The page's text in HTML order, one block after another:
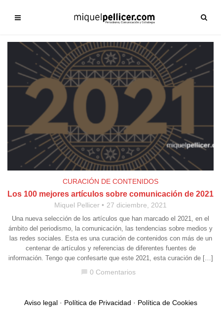
CURACIÓN DE CONTENIDOS
Los 100 mejores artículos sobre comunicación de 2021
Miquel Pellicer 27 diciembre, 2021
Una nueva selección de los artículos que han marcado el 2021, en el
ámbito del periodismo, la comunicación, las tendencias sobre medios y
las redes sociales. Esta es una curación de contenidos con más de un
centenar de artículos y referencias de diferentes fuentes de
información. Tengo que confesarte que este 2021, esta curación de […]
chat_bubble 0 Comentarios
Aviso legal· Política de Privacidad · Política de Cookies